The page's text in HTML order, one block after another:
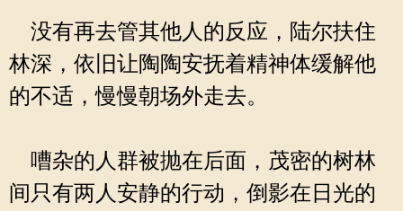
没有再去管其他人的反应，陆尔扶住
林深，依旧让陶陶安抚着精神体缓解他
的不适，慢慢朝场外走去。
嘈杂的人群被抛在后面，茂密的树林
间只有两人安静的行动，倒影在日光的